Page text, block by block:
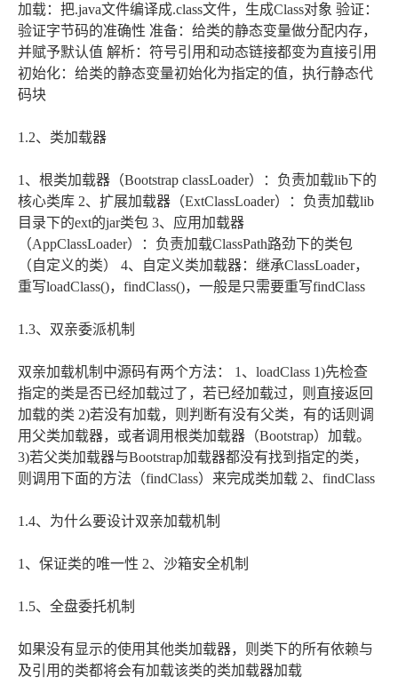
加载：把.java文件编译成.class文件，生成Class对象 验证：
验证字节码的准确性 准备：给类的静态变量做分配内存，
并赋予默认值 解析：符号引用和动态链接都变为直接引用
初始化：给类的静态变量初始化为指定的值，执行静态代
码块
1.2、类加载器
1、根类加载器（Bootstrap classLoader）：负责加载lib下的
核心类库 2、扩展加载器（ExtClassLoader）：负责加载lib
目录下的ext的jar类包 3、应用加载器
（AppClassLoader）：负责加载ClassPath路劲下的类包
（自定义的类） 4、自定义类加载器：继承ClassLoader，
重写loadClass()，findClass()，一般是只需要重写findClass
1.3、双亲委派机制
双亲加载机制中源码有两个方法： 1、loadClass 1)先检查
指定的类是否已经加载过了，若已经加载过，则直接返回
加载的类 2)若没有加载，则判断有没有父类，有的话则调
用父类加载器，或者调用根类加载器（Bootstrap）加载。
3)若父类加载器与Bootstrap加载器都没有找到指定的类，
则调用下面的方法（findClass）来完成类加载 2、findClass
1.4、为什么要设计双亲加载机制
1、保证类的唯一性 2、沙箱安全机制
1.5、全盘委托机制
如果没有显示的使用其他类加载器，则类下的所有依赖与
及引用的类都将会有加载该类的类加载器加载